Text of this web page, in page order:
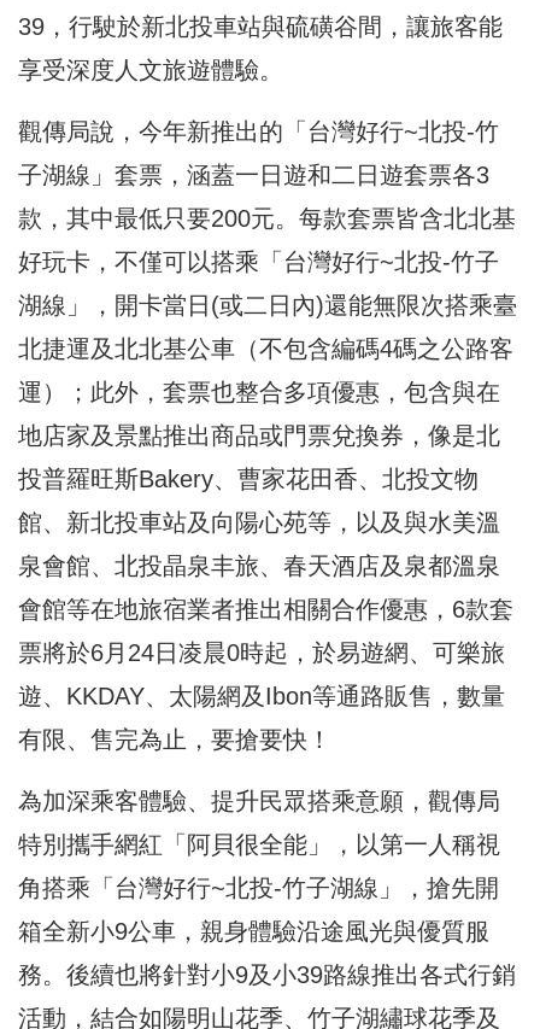
39，行駛於新北投車站與硫磺谷間，讓旅客能
享受深度人文旅遊體驗。
觀傳局說，今年新推出的「台灣好行~北投-竹
子湖線」套票，涵蓋一日遊和二日遊套票各3
款，其中最低只要200元。每款套票皆含北北基
好玩卡，不僅可以搭乘「台灣好行~北投-竹子
湖線」，開卡當日(或二日內)還能無限次搭乘臺
北捷運及北北基公車（不包含編碼4碼之公路客
運）；此外，套票也整合多項優惠，包含與在
地店家及景點推出商品或門票兌換券，像是北
投普羅旺斯Bakery、曹家花田香、北投文物
館、新北投車站及向陽心苑等，以及與水美溫
泉會館、北投晶泉丰旅、春天酒店及泉都溫泉
會館等在地旅宿業者推出相關合作優惠，6款套
票將於6月24日凌晨0時起，於易遊網、可樂旅
遊、KKDAY、太陽網及Ibon等通路販售，數量
有限、售完為止，要搶要快！
為加深乘客體驗、提升民眾搭乘意願，觀傳局
特別攜手網紅「阿貝很全能」，以第一人稱視
角搭乘「台灣好行~北投-竹子湖線」，搶先開
箱全新小9公車，親身體驗沿途風光與優質服
務。後續也將針對小9及小39路線推出各式行銷
活動，結合如陽明山花季、竹子湖繡球花季及